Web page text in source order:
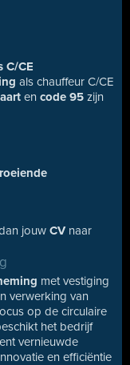
C/CE
als chauffeur C/CE
en code 95 zijn
jouw CV naar
met vestiging
verwerking van
op de circulaire
het bedrijf
vernieuwde
en efficiëntie